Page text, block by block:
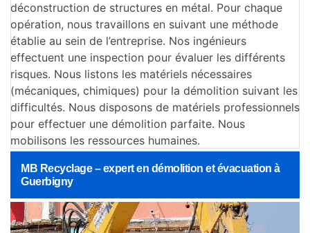
déconstruction de structures en métal. Pour chaque
opération, nous travaillons en suivant une méthode
établie au sein de l’entreprise. Nos ingénieurs
effectuent une inspection pour évaluer les différents
risques. Nous listons les matériels nécessaires
(mécaniques, chimiques) pour la démolition suivant les
difficultés. Nous disposons de matériels professionnels
pour effectuer une démolition parfaite. Nous
mobilisons les ressources humaines.
MB Recyclage – expert en démolition et évacuation à
Guerbigny